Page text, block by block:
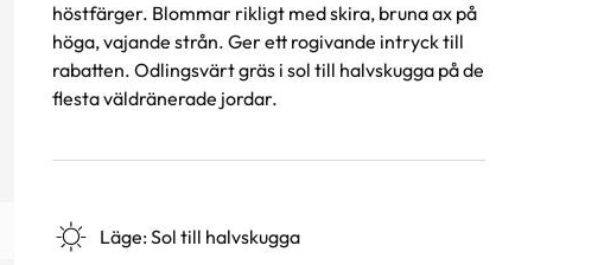
höstfärger. Blommar rikligt med skira, bruna ax på
höga, vajande strån. Ger ett rogivande intryck till
rabatten. Odlingsvärt gräs i sol till halvskugga på de
flesta väldränerade jordar.
Läge:Sol till halvskugga